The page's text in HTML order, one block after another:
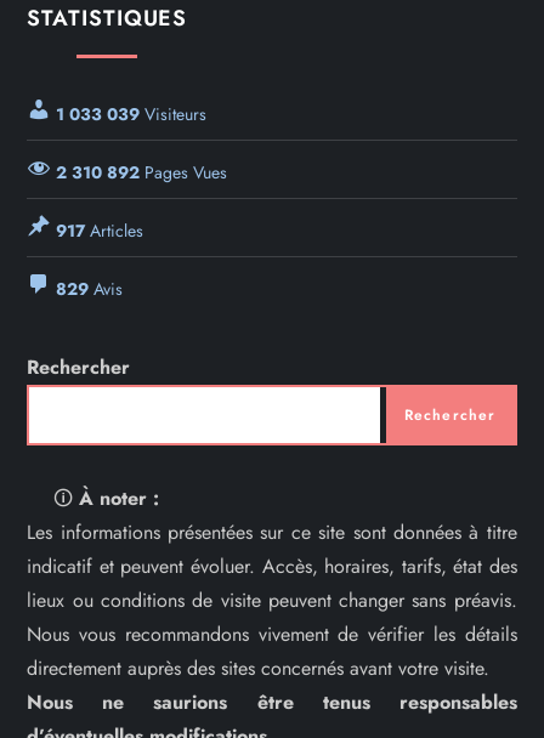
STATISTIQUES
1 033 039 Visiteurs
2 310 892 Pages Vues
917Articles
829 Avis
Rechercher
Rechercher
🛈À noter :
Les informations présentées sur ce site sont données à titre
indicatif et peuvent évoluer. Accès, horaires, tarifs, état des
lieux ou conditions de visite peuvent changer sans préavis.
Nous vous recommandons vivement de vérifier les détails
directement auprès des sites concernés avant votre visite.
Nous ne saurions être tenus responsables